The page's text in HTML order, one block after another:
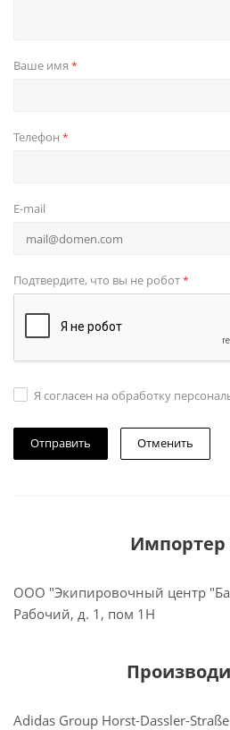
Ваше имя *
Телефон *
E-mail
Подтвердите, что вы не робот*
Я согласен на обработку
Отменить
Импортер
ООО "Экипировочный центр
Рабочий, д. 1, пом 1Н
Adidas Group Horst-Dassler-